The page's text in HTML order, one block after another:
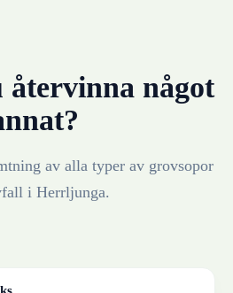
återvinna något
av alla typer av grovsopor
i Herrljunga.